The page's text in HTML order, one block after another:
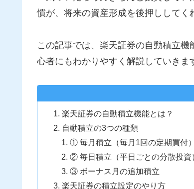
慣が、将来の資産形成を後押ししてく
この記事では、楽天証券の自動積立
心者にもわかりやすく解説していきま
楽天証券の自動積立機能とは？
自動積立の3つの種類
① 毎月積立（毎月1回の定期買付）
② 毎日積立（平日ごとの分散投資
③ ボーナス月の追加積立
楽天証券の積立設定のやり方